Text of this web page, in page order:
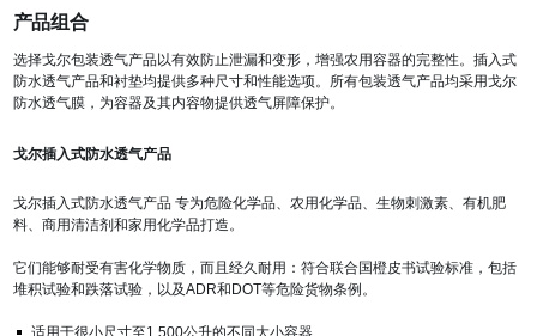
产品组合
选择戈尔包装透气产品以有效防止泄漏和变形，增强农用容器的完整性。插入式
防水透气产品和衬垫均提供多种尺寸和性能选项。所有包装透气产品均采用戈尔
防水透气膜，为容器及其内容物提供透气屏障保护。
戈尔插入式防水透气产品
戈尔插入式防水透气产品 专为危险化学品、农用化学品、生物刺激素、有机肥
料、商用清洁剂和家用化学品打造。
它们能够耐受有害化学物质，而且经久耐用：符合联合国橙皮书试验标准，包括
堆积试验和跌落试验，以及ADR和DOT等危险货物条例。